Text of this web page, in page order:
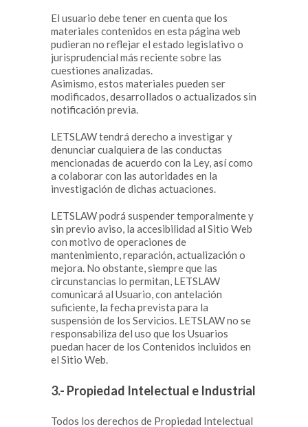
El usuario debe tener en cuenta que los
materiales contenidos en esta página web
pudieran no reflejar el estado legislativo o
jurisprudencial más reciente sobre las
cuestiones analizadas.
Asimismo, estos materiales pueden ser
modificados, desarrollados o actualizados sin
notificación previa.
LETSLAW tendrá derecho a investigar y
denunciar cualquiera de las conductas
mencionadas de acuerdo con la Ley, así como
a colaborar con las autoridades en la
investigación de dichas actuaciones.
LETSLAW podrá suspender temporalmente y
sin previo aviso, la accesibilidad al Sitio Web
con motivo de operaciones de
mantenimiento, reparación, actualización o
mejora. No obstante, siempre que las
circunstancias lo permitan, LETSLAW
comunicará al Usuario, con antelación
suficiente, la fecha prevista para la
suspensión de los Servicios. LETSLAW no se
responsabiliza del uso que los Usuarios
puedan hacer de los Contenidos incluidos en
el Sitio Web.
3.- Propiedad Intelectual e Industrial
Todos los derechos de Propiedad Intelectual